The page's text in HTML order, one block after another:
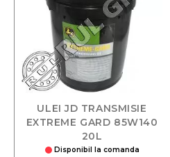
ULEI JD TRANSMISIE
EXTREME GARD 85W140
20L
Disponibil la comanda